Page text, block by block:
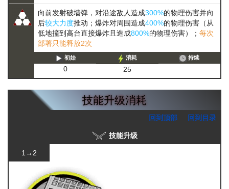
向前发射破墙弹，对沿途敌人造成300%的物理伤害并向
后较大力度推动；爆炸对周围造成400%的物理伤害（从
低地撞到高台直接爆炸且造成800%的物理伤害）； 每次
部署只能释放2次
初始
0
消耗
25
持续
技能升级消耗
回到顶部 回到目录
技能升级
1→2